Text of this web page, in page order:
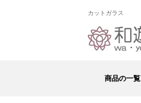
カットガラス
商品の一覧